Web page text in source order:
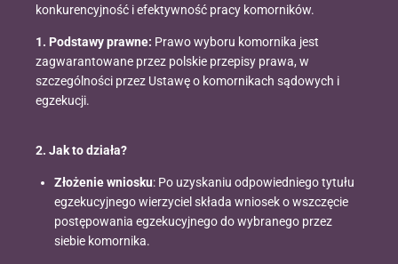
konkurencyjność i efektywność pracy komorników.
1. Podstawy prawne: Prawo wyboru komornika jest
zagwarantowane przez polskie przepisy prawa, w
szczególności przez Ustawę o komornikach sądowych i
egzekucji.
2. Jak to działa?
Złożenie wniosku: Po uzyskaniu odpowiedniego tytułu
egzekucyjnego wierzyciel składa wniosek o wszczęcie
postępowania egzekucyjnego do wybranego przez
siebie komornika.